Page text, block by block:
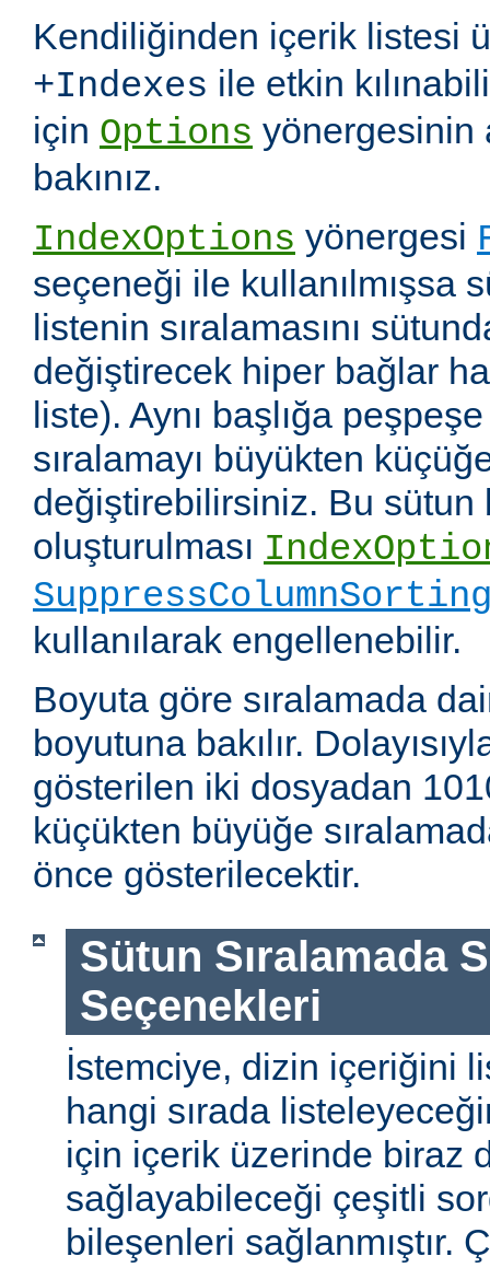
Kendiliğinden içerik listesi
+Indexes ile etkin
için Options yönergesinin
bakınız.
IndexOptions yönergesi
seçeneği ile kullanılmışsa
listenin sıralamasını
değiştirecek hiper bağlar
liste). Aynı başlığa
sıralamayı büyükten
değiştirebilirsiniz. Bu sütun
oluşturulması
kullanılarak engellenebilir.
Boyuta göre sıralamada
boyutuna bakılır.
gösterilen iki dosyadan
küçükten büyüğe
önce gösterilecektir.
Sütun Sıralamada
Seçenekleri
İstemciye, dizin içeriğini
hangi sırada
için içerik üzerinde biraz
sağlayabileceği çeşitli
bileşenleri sağlanmıştır.